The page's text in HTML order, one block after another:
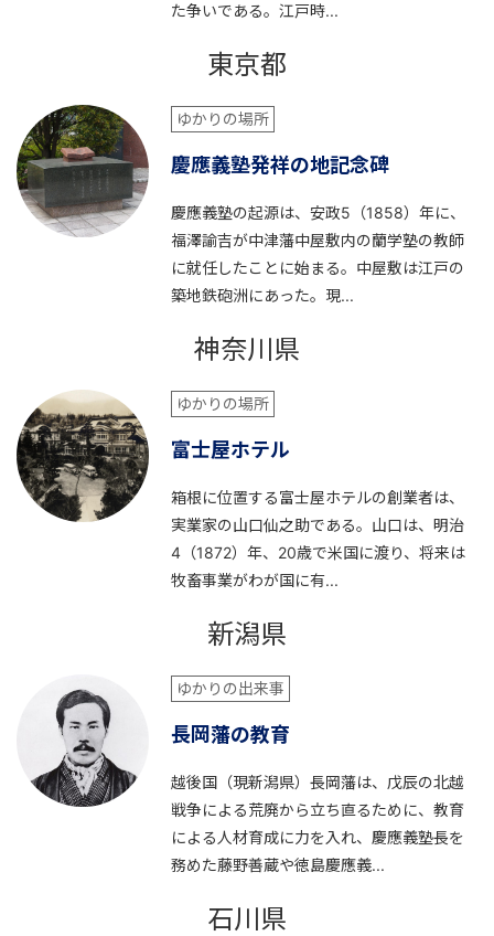
た争いである。江戸時...
東京都
ゆかりの場所
慶應義塾発祥の地記念碑
慶應義塾の起源は、安政5（1858）年に、
福澤諭吉が中津藩中屋敷内の蘭学塾の教師
に就任したことに始まる。中屋敷は江戸の
築地鉄砲洲にあった。現...
神奈川県
ゆかりの場所
富士屋ホテル
箱根に位置する富士屋ホテルの創業者は、
実業家の山口仙之助である。山口は、明治
4（1872）年、20歳で米国に渡り、将来は
牧畜事業がわが国に有...
新潟県
ゆかりの出来事
長岡藩の教育
越後国（現新潟県）長岡藩は、戊辰の北越
戦争による荒廃から立ち直るために、教育
による人材育成に力を入れ、慶應義塾長を
務めた藤野善蔵や徳島慶應義...
石川県